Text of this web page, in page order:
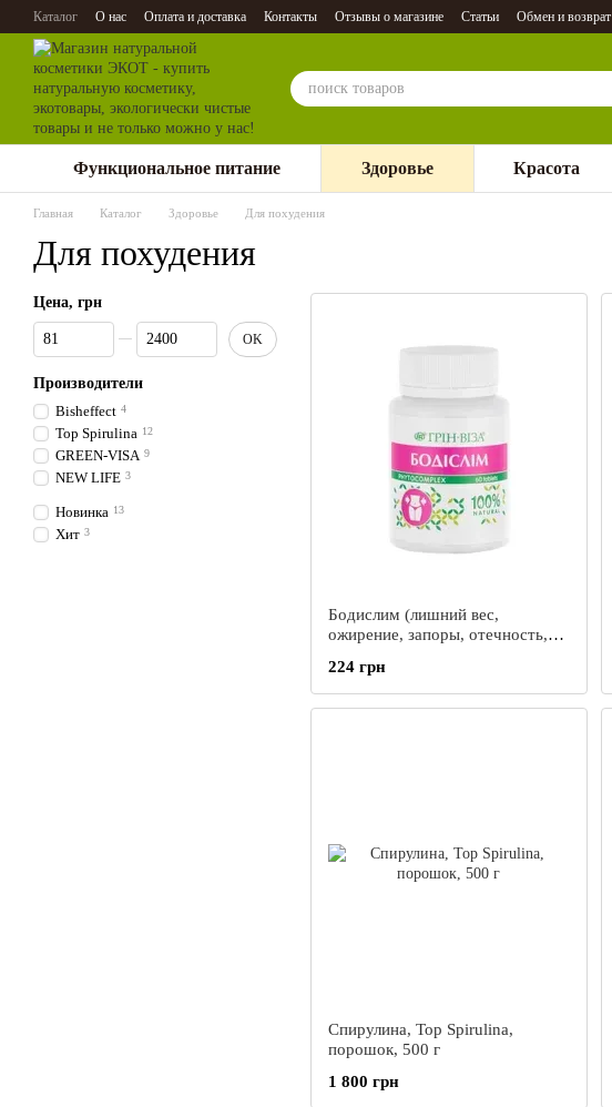
Перейти к основному контенту
Каталог О нас Оплата и доставка Контакты Отзывы о магазине Статьи Обмен и возврат
Функциональное питание Здоровье Красота
Главная Каталог Здоровье Для похудения
Для похудения
Бодислим (лишний вес,
ожирение, запоры, отечность,
ослабление моторики
кишечника), Грин Виза, 60 таб
224 грн
Спирулина, Top Spirulina,
порошок, 500 г
1 800 грн
Цена, грн
От Цена, грн
До Цена, грн
OK
Производители
Bisheffect 4
Top Spirulina 12
GREEN-VISA 9
NEW LIFE 3
Новинка 13
Хит 3